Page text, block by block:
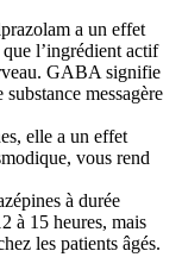
a un effet
l’ingrédient actif
GABA signifie
messagère
elle a un effet
vous rend
à durée
à 15 heures, mais
les patients âgés.